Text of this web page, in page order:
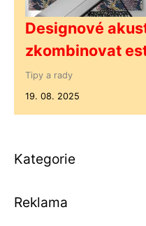
Designové
zkombinovat
Tipy a rady
19. 08. 2025
Kategorie
Reklama